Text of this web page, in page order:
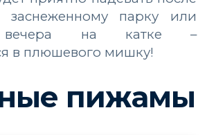
заснеженному парку или
вечера на катке –
в плюшевого мишку!
пижамы